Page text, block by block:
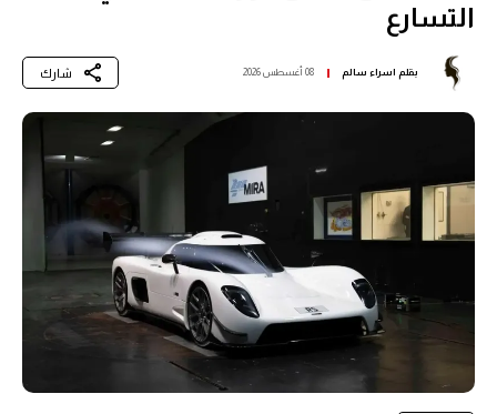
التسارع
بقلم اسراء سالم 08 أغسطس 2026 شارك